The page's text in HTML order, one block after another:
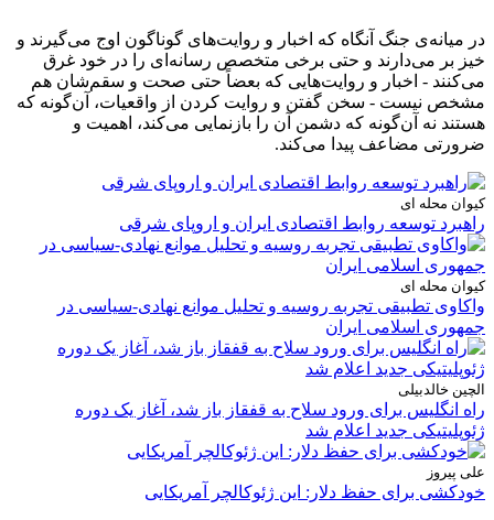
در میانه‌ی جنگ آنگاه که اخبار و روایت‌های گوناگون اوج می‌گیرند و
خیز بر می‌دارند و حتی برخی متخصص رسانه‌ای را در خود غرق
می‌کنند - اخبار و روایت‌هایی که بعضاً حتی صحت و سقم‌شان هم
مشخص نیست - سخن گفتن و روایت کردن از واقعیات، آن‌گونه که
هستند نه آن‌گونه که دشمن آن را بازنمایی می‌کند، اهمیت و
ضرورتی مضاعف پیدا می‌کند.
کیوان محله ای
راهبرد توسعه روابط اقتصادی ایران و اروپای شرقی
کیوان محله ای
واکاوی تطبیقی تجربه روسیه و تحلیل موانع نهادی-سیاسی در
جمهوری اسلامی ایران
الچین خالدبیلی
راه انگلیس برای ورود سلاح به قفقاز باز شد، آغاز یک دوره
ژئوپلیتیکی جدید اعلام شد
علی پیروز
خودکشی برای حفظ دلار: این ژئوکالچر آمریکایی